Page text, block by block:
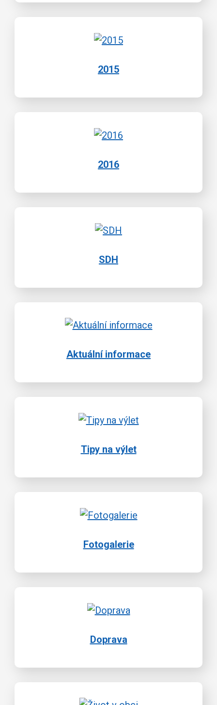
2015
2016
SDH
Aktuální informace
Tipy na výlet
Fotogalerie
Doprava